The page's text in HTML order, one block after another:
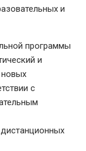
и
программы
и
новых
с